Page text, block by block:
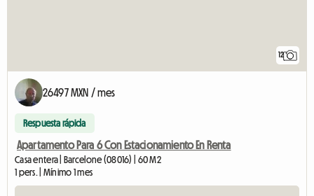
12
26497 MXN / mes
Respuesta rápida
Apartamento Para 6 Con Estacionamiento En Renta
Casa entera | Barcelone (08016) | 60 M2
1 pers. | Mínimo 1 mes